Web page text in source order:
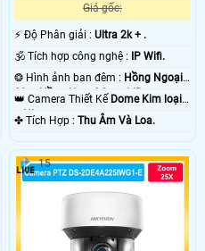
Giá gốc:
️⚡ Độ Phân giải :Ultra 2k + .
🕉️ Tích hợp công nghệ :
IP Wifi.
❂ Hình ảnh ban đêm : Hồng Ngoại
20m Hồng Ngoại Smart IR.
👑 Camera Thiết Kế Dome Kim loại
+ Nhựa.
️✤ Tích Hợp :Thu Âm Và Loa.
15